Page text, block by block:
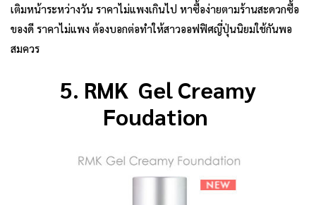
เติมหน้าระหว่างวัน ราคาไม่แพงเกินไป หาซื้อง่ายตามร้านสะดวกซื้อ
ของดี ราคาไม่แพง ต้องบอกต่อทำให้สาวออฟฟิศญี่ปุ่นนิยมใช้กันพอ
สมควร
5. RMK Gel Creamy
Foudation